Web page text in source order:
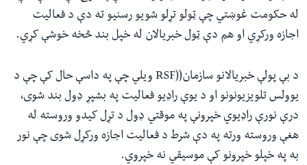
له حکومت غوښتي چې ټولو تړلو شویو رسنیو ته دې د فعالیت
اجازه ورکړي او هم دې ټول خبریالان له خپل بند څخه خوشې کړي.
د بې پولې خبریالانو سازمان((RSF ویلي چې په داسې حال کې چې د
یوولس تلویزیونونو او د یوې راډیو فعالیت په بشپړ ډول بند شوی،
درې نورې راډیوي خپرونې په موقتي ډول د تړل کیدو وروسته له
هغې وروسته ورته په دې شرط د فعالیت اجازه ورکړل شوی چې نور
به په خپلو خپرونو کې موسیقي نه خپروي.